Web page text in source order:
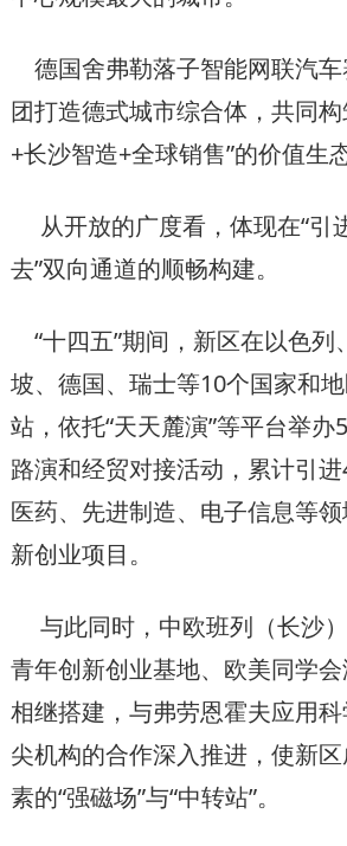
德国舍弗勒落子智能网联汽
团打造德式城市综合体，共同
+长沙智造+全球销售”的价值生态
从开放的广度看，体现在“引
去”双向通道的顺畅构建。
“十四五”期间，新区在以色列
坡、德国、瑞士等10个国家和
站，依托“天天麓演”等平台举
路演和经贸对接活动，累计引
医药、先进制造、电子信息等
新创业项目。
与此同时，中欧班列（长沙
青年创新创业基地、欧美同学
相继搭建，与弗劳恩霍夫应用
尖机构的合作深入推进，使新
素的“强磁场”与“中转站”。